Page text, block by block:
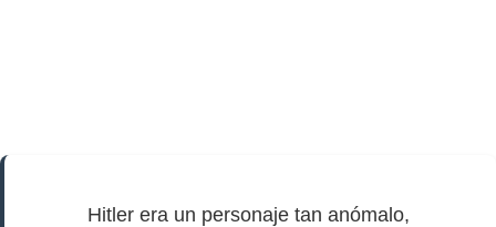
Hitler era un personaje tan anómalo,